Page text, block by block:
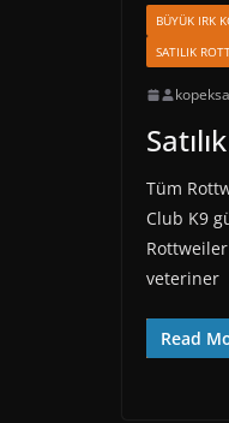
BÜYÜK IRK
SATILIK
Tüm
Club K9
veteriner
Read